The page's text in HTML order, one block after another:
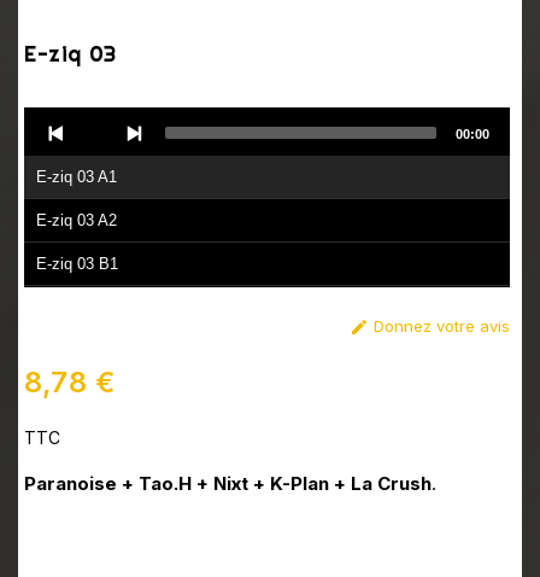
E-ziq 03
Player
E-ziq 03 A1
E-ziq 03 A2
E-ziq 03 B1
00:00
 Donnez votre avis
8,78 €
TTC
Paranoise + Tao.H + Nixt + K-Plan + La Crush.